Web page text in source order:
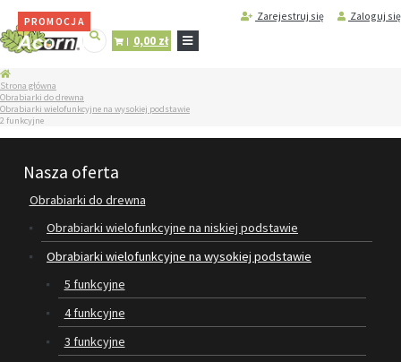
Zarejestruj się Zaloguj się
0,00 zł
STRONA
GŁÓWNA
SERWIS
MASZYN
PILARKA TARCZOWA
DODATKOWE WYPOSAŻENIE
OBRABIAREK
Strona główna
Obrabiarki do drewna
Obrabiarki wielofunkcyjne na wysokiej podstawie
2 funkcyjne
Nasza oferta
Obrabiarki do drewna
Obrabiarki wielofunkcyjne na niskiej podstawie
Obrabiarki wielofunkcyjne na wysokiej podstawie
5 funkcyjne
4 funkcyjne
3 funkcyjne
PROMOCJA
PROMOCJA